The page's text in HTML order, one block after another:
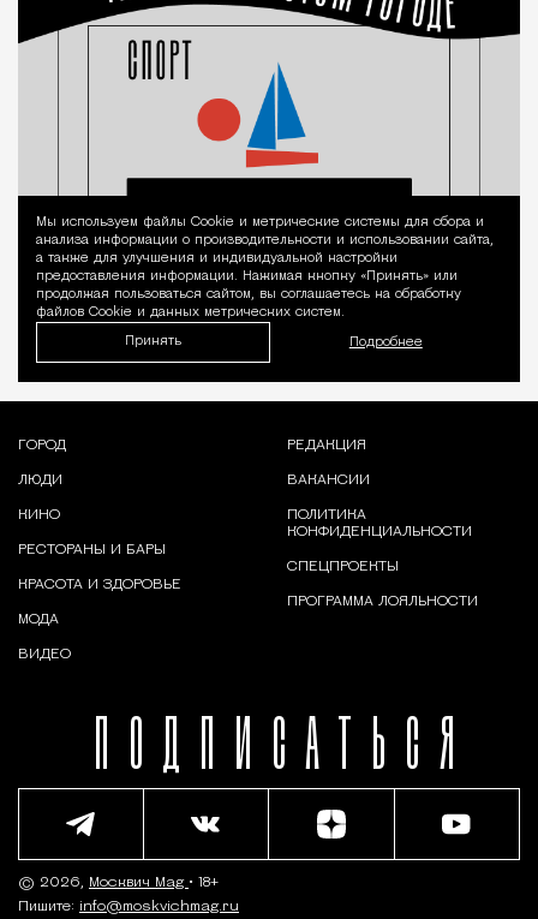
Уведомление
Мы используем файлы Сookie и метрические системы для сбора и
анализа информации о производительности и использовании сайта,
а также для улучшения и индивидуальной настройки
предоставления информации. Нажимая кнопку «Принять» или
продолжая пользоваться сайтом, вы соглашаетесь на обработку
файлов Cookie и данных метрических систем.
Принять Подробнее
ПОДПИСАТЬСЯ
ГОРОД
ЛЮДИ
КИНО
РЕСТОРАНЫ И БАРЫ
КРАСОТА И ЗДОРОВЬЕ
МОДА
ВИДЕО
РЕДАКЦИЯ
ВАКАНСИИ
ПОЛИТИКА
КОНФИДЕНЦИАЛЬНОСТИ
СПЕЦПРОЕКТЫ
ПРОГРАММА ЛОЯЛЬНОСТИ
© 2026, Москвич Mag • 18+
Пишите: info@moskvichmag.ru